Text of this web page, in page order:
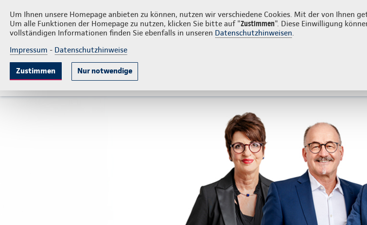
Um Ihnen unsere Homepage anbieten zu können, nutzen wir verschiedene Cookies. Mit der von Ihnen
Um alle Funktionen der Homepage zu nutzen, klicken Sie bitte auf "Zustimmen". Diese Einwilligung
vollständigen Informationen finden Sie ebenfalls in unseren Datenschutzhinweisen.
Impressum - Datenschutzhinweise
Zustimmen Nur notwendige
Eulgem Versicherungsservice GbR PrivatkundenFirmenkunden
KrankenversicherungLebensversicherung